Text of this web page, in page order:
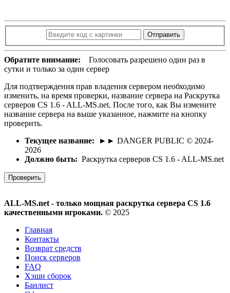
Отправить
Обратите внимание: Голосовать разрешено один раз в
сутки и только за один сервер
Для подтверждения прав владения сервером необходимо
изменить, на время проверки, название сервера на Раскрутка
серверов CS 1.6 - ALL-MS.net. После того, как Вы измените
название сервера на выше указанное, нажмите на кнопку
проверить.
Текущее название:
►► DANGER PUBLIC © 2024-
2026
Должно быть: Раскрутка серверов CS 1.6 - ALL-MS.net
Проверить
ALL-MS.net - только мощная раскрутка сервера CS 1.6
качественными игроками. © 2025
Главная
Контакты
Возврат средств
Поиск серверов
FAQ
Хэши сборок
Банлист